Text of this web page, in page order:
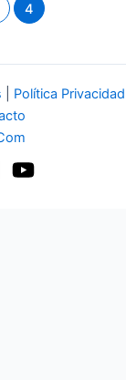
4
Política Privacidad